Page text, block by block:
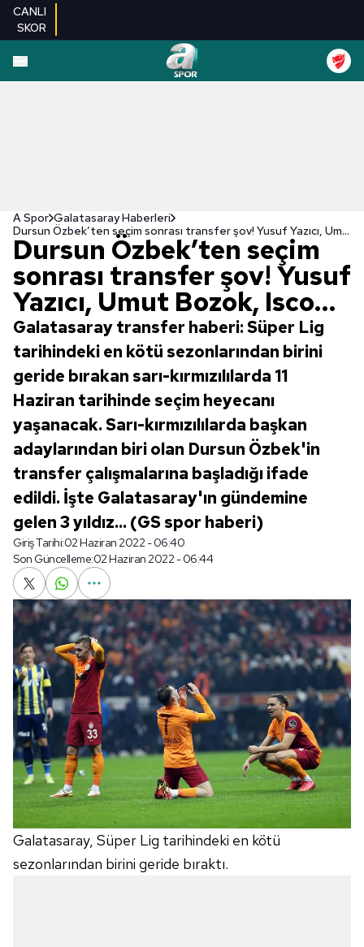
CANLI
SKOR
A Spor Galatasaray Haberleri
Dursun Özbek’ten seçim sonrası transfer şov! Yusuf Yazıcı, Umut Bozok, Isco…
Dursun Özbek’ten seçim
sonrası transfer şov! Yusuf
Yazıcı, Umut Bozok, Isco…
Galatasaray transfer haberi: Süper Lig
tarihindeki en kötü sezonlarından birini
geride bırakan sarı-kırmızılılarda 11
Haziran tarihinde seçim heyecanı
yaşanacak. Sarı-kırmızılılarda başkan
adaylarından biri olan Dursun Özbek'in
transfer çalışmalarına başladığı ifade
edildi. İşte Galatasaray'ın gündemine
gelen 3 yıldız... (GS spor haberi)
Giriş Tarihi:02 Haziran 2022 - 06:40
Son Güncelleme:02 Haziran 2022 - 06:44
Galatasaray, Süper Lig tarihindeki en kötü
sezonlarından birini geride bıraktı.